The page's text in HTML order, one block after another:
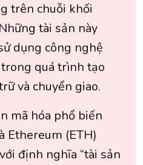
trên chuỗi khối
tài sản này
dụng công nghệ
quá trình tạo
và chuyển giao.
mã hóa phổ biến
Ethereum (ETH)
định nghĩa “tài sản